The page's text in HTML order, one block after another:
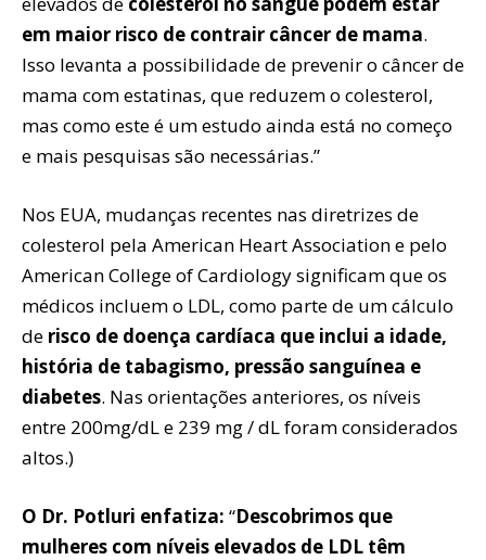
em maior risco de contrair câncer de mama.
Isso levanta a possibilidade de prevenir o câncer de
mama com estatinas, que reduzem o colesterol,
mas como este é um estudo ainda está no começo
e mais pesquisas são necessárias.”
Nos EUA, mudanças recentes nas diretrizes de
colesterol pela American Heart Association e pelo
American College of Cardiology significam que os
médicos incluem o LDL, como parte de um cálculo
de risco de doença cardíaca que inclui a idade,
história de tabagismo, pressão sanguínea e
diabetes. Nas orientações anteriores, os níveis
entre 200mg/dL e 239 mg / dL foram considerados
altos.)
O Dr. Potluri enfatiza: “Descobrimos que
mulheres com níveis elevados de LDL têm